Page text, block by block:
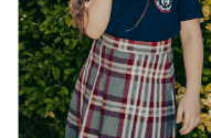
Uniforme Clínico
Esenciales
Ayuda Al Cliente